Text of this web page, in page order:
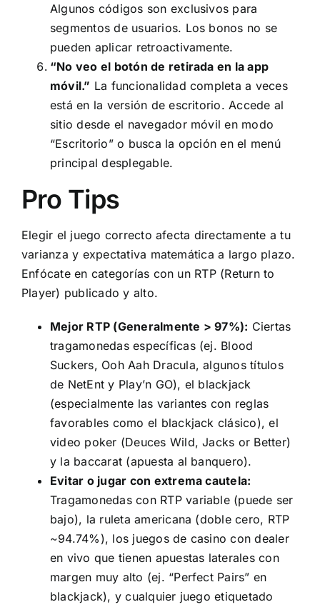
Algunos códigos son exclusivos para
segmentos de usuarios. Los bonos no se
pueden aplicar retroactivamente.
“No veo el botón de retirada en la app
móvil.” La funcionalidad completa a veces
está en la versión de escritorio. Accede al
sitio desde el navegador móvil en modo
“Escritorio” o busca la opción en el menú
principal desplegable.
Pro Tips
Elegir el juego correcto afecta directamente a tu
varianza y expectativa matemática a largo plazo.
Enfócate en categorías con un RTP (Return to
Player) publicado y alto.
Mejor RTP (Generalmente > 97%): Ciertas
tragamonedas específicas (ej. Blood
Suckers, Ooh Aah Dracula, algunos títulos
de NetEnt y Play’n GO), el blackjack
(especialmente las variantes con reglas
favorables como el blackjack clásico), el
video poker (Deuces Wild, Jacks or Better)
y la baccarat (apuesta al banquero).
Evitar o jugar con extrema cautela:
Tragamonedas con RTP variable (puede ser
bajo), la ruleta americana (doble cero, RTP
~94.74%), los juegos de casino con dealer
en vivo que tienen apuestas laterales con
margen muy alto (ej. “Perfect Pairs” en
blackjack), y cualquier juego etiquetado